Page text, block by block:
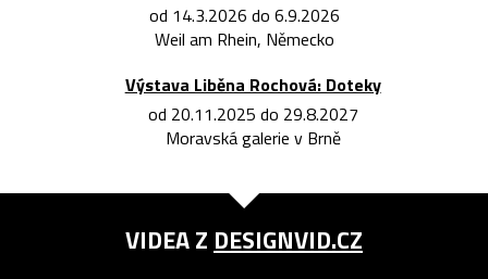
od 14.3.2026 do 6.9.2026
Weil am Rhein, Německo
Výstava Liběna Rochová: Doteky
od 20.11.2025 do 29.8.2027
Moravská galerie v Brně
VIDEA Z DESIGNVID.CZ